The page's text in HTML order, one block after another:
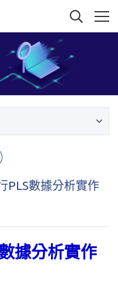
PLS數據分析實作
據分析實作